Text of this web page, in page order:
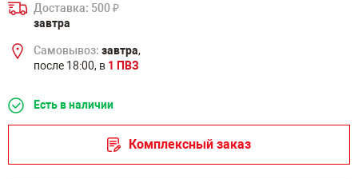
Доставка: 500₽
завтра
Самовывоз: завтра,
после 18:00, в 1 ПВЗ
Есть в наличии
Комплексный заказ